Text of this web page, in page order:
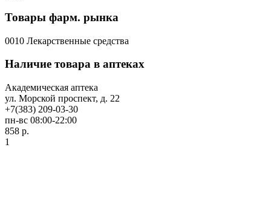
Товары фарм. рынка
0010 Лекарственные средства
Наличие товара в аптеках
Академическая аптека
ул. Морской проспект, д. 22
+7(383) 209-03-30
пн-вс 08:00-22:00
858 р.
1